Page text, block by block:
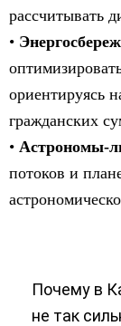
рассчитывать
•
ориентируясь
гражданских
• Астрономы-
потоков и
Почему в
не так